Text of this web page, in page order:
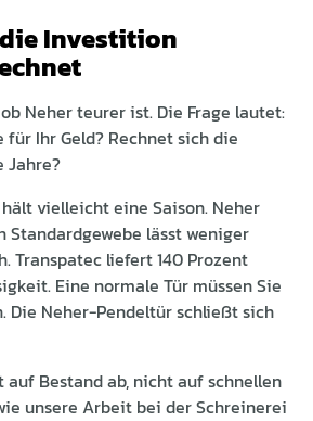
Investition
Neher teurer ist. Die Frage lautet:
für Ihr Geld? Rechnet sich die
Jahre?
vielleicht eine Saison. Neher
Standardgewebe lässt weniger
Transpatec liefert 140 Prozent
Eine normale Tür müssen Sie
Die Neher-Pendeltür schließt sich
Bestand ab, nicht auf schnellen
unsere Arbeit bei der Schreinerei